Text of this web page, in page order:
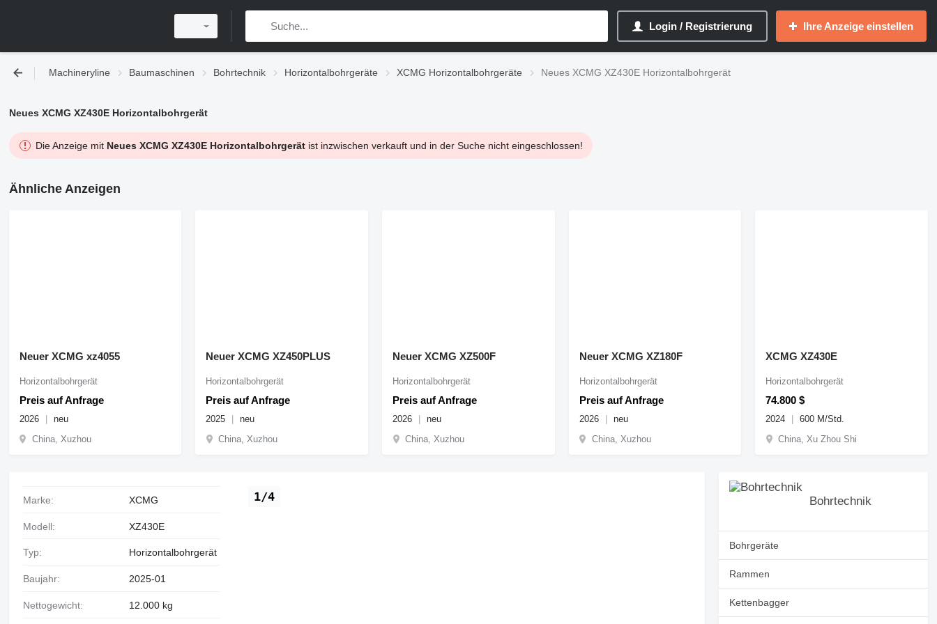
Login / Registrierung Ihre Anzeige einstellen
Machineryline Baumaschinen Bohrtechnik Horizontalbohrgeräte XCMG Horizontalbohrgeräte Neues XCMG XZ430E Horizontalbohrgerät
Neues XCMG XZ430E Horizontalbohrgerät
Die Anzeige mit Neues XCMG XZ430E Horizontalbohrgerätist inzwischen verkauft und in der Suche nicht eingeschlossen!
Ähnliche Anzeigen
Neuer XCMG xz4055
Preis auf Anfrage
Horizontalbohrgerät
2026
neu
China, Xuzhou
Neuer XCMG XZ450PLUS
Preis auf Anfrage
Horizontalbohrgerät
2025
neu
China, Xuzhou
Neuer XCMG XZ500F
Preis auf Anfrage
Horizontalbohrgerät
2026
neu
China, Xuzhou
Neuer XCMG XZ180F
Preis auf Anfrage
Horizontalbohrgerät
2026
neu
China, Xuzhou
XCMG XZ430E
74.800 $
Horizontalbohrgerät
2024
600 M/Std.
China, Xu Zhou Shi
1/4
Marke: XCMG
Modell: XZ430E
Typ: Horizontalbohrgerät
Baujahr: 2025-01
Nettogewicht: 12.000 kg
Bohrtechnik
Bohrgeräte
Rammen
Kettenbagger